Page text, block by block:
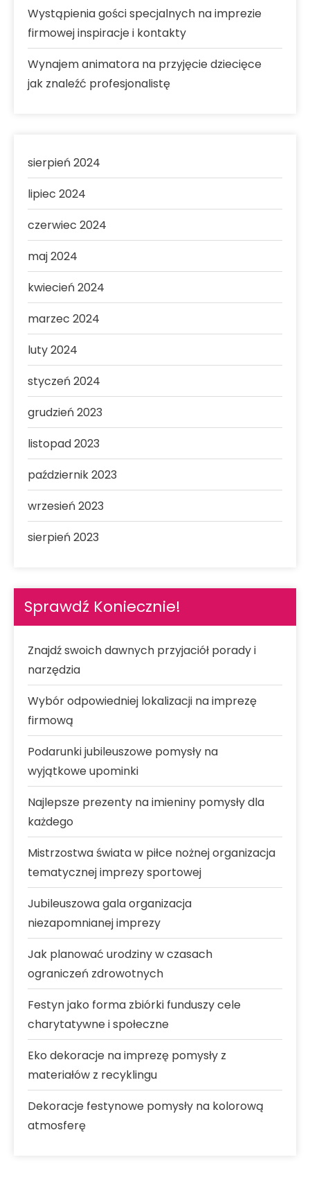
Wystąpienia gości specjalnych na imprezie
firmowej inspiracje i kontakty
Wynajem animatora na przyjęcie dziecięce
jak znaleźć profesjonalistę
sierpień 2024
lipiec 2024
czerwiec 2024
maj 2024
kwiecień 2024
marzec 2024
luty 2024
styczeń 2024
grudzień 2023
listopad 2023
październik 2023
wrzesień 2023
sierpień 2023
Sprawdź Koniecznie!
Znajdź swoich dawnych przyjaciół porady i
narzędzia
Wybór odpowiedniej lokalizacji na imprezę
firmową
Podarunki jubileuszowe pomysły na
wyjątkowe upominki
Najlepsze prezenty na imieniny pomysły dla
każdego
Mistrzostwa świata w piłce nożnej organizacja
tematycznej imprezy sportowej
Jubileuszowa gala organizacja
niezapomnianej imprezy
Jak planować urodziny w czasach
ograniczeń zdrowotnych
Festyn jako forma zbiórki funduszy cele
charytatywne i społeczne
Eko dekoracje na imprezę pomysły z
materiałów z recyklingu
Dekoracje festynowe pomysły na kolorową
atmosferę